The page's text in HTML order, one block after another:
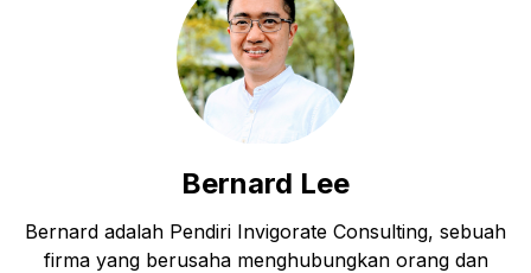
Bernard Lee
Bernard adalah Pendiri Invigorate Consulting, sebuah
firma yang berusaha menghubungkan orang dan